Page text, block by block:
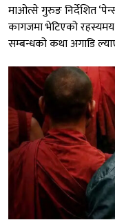
माओत्से गुरुङ निर्देशित
कागजमा भेटिएको रहस्यमय
सम्बन्धको कथा अगाडि